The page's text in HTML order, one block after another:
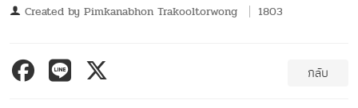
Created by Pimkanabhon Trakooltorwong 1803
กลับ